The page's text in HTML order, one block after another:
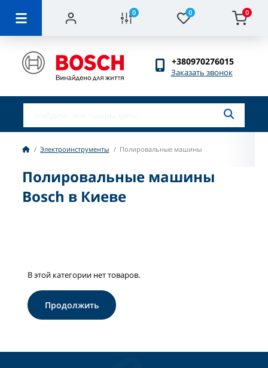
0 0 0
+380970276015
Заказать звонок
Электроинструменты Полировальные машины
Полировальные машины
Bosch в Киеве
В этой категории нет товаров.
Продолжить